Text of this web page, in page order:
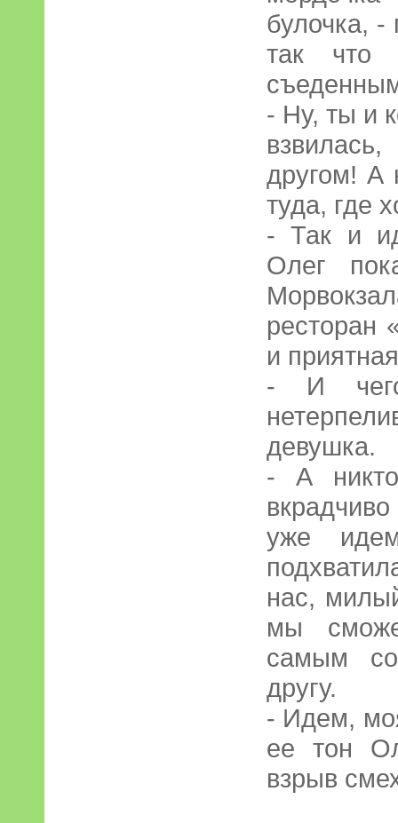
булочка,
так что
- Ну, ты и
другом! А
туда, где
- Так и
Олег
ресторан
и
- И
девушка.
- А
уже
нас,
мы
самым
другу.
- Идем,
ее тон
взрыв